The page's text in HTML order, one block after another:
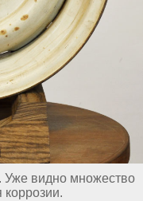
Уже видно множество